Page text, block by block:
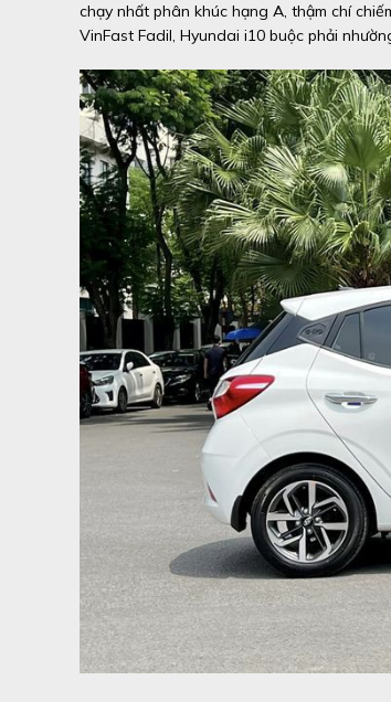
chạy nhất phân khúc hạng A, thậm chí
VinFast Fadil, Hyundai i10 buộc phải